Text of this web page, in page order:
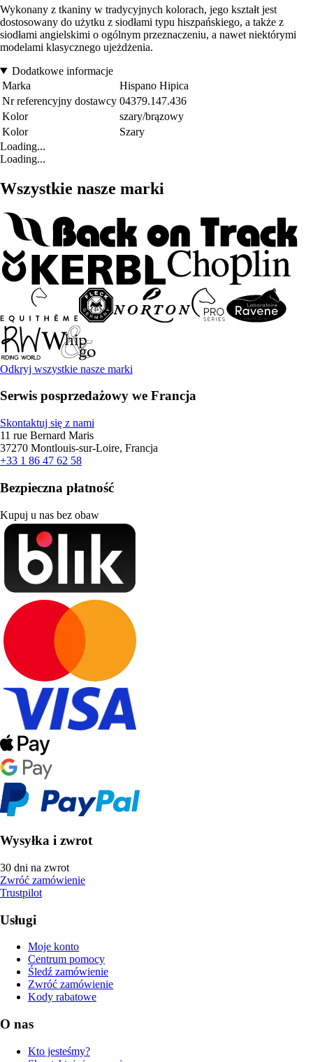
Wykonany z tkaniny w tradycyjnych kolorach, jego kształt jest
dostosowany do użytku z siodłami typu hiszpańskiego, a także z
siodłami angielskimi o ogólnym przeznaczeniu, a nawet niektórymi
modelami klasycznego ujeżdżenia.
Dodatkowe informacje
Marka
Hispano Hipica
Nr referencyjny dostawcy 04379.147.436
Kolor
szary/brązowy
Kolor
Szary
Loading...
Loading...
Wszystkie nasze marki
Odkryj wszystkie nasze marki
Serwis posprzedażowy we Francja
Skontaktuj się z nami
11 rue Bernard Maris
37270 Montlouis-sur-Loire, Francja
+33 1 86 47 62 58
Bezpieczna płatność
Kupuj u nas bez obaw
Wysyłka i zwrot
30 dni na zwrot
Zwróć zamówienie
Trustpilot
Usługi
Moje konto
Centrum pomocy
Śledź zamówienie
Zwróć zamówienie
Kody rabatowe
O nas
Kto jesteśmy?